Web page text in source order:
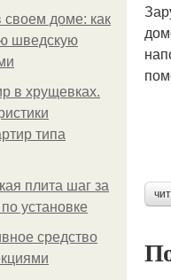
доме: как
шведскую
в хрущевках.
типа
плита шаг за
установке
средство